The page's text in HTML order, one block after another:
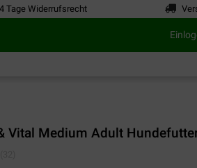
Tage Widerrufsrecht
Vital Medium Adult